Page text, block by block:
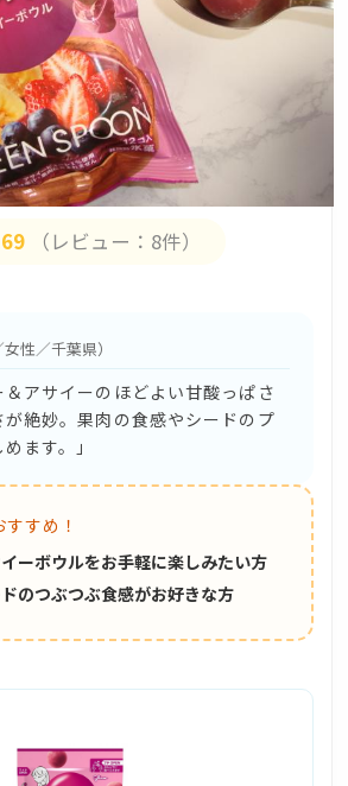
（レビュー：8件）
性／千葉県）
＆アサイーのほどよい甘酸っぱさ
が絶妙。果肉の食感やシードのプ
ます。」
すめ！
ーボウルをお手軽に楽しみたい方
のつぶつぶ食感がお好きな方